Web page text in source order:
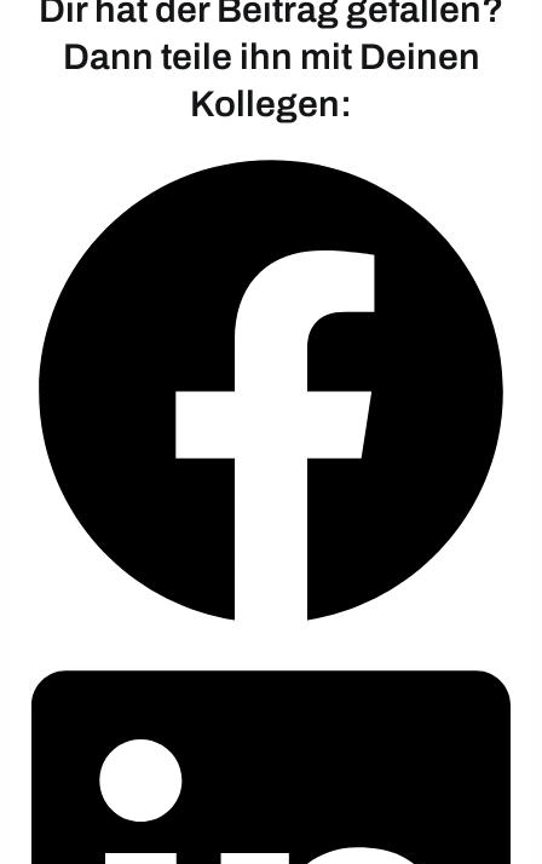
Dir hat der Beitrag gefallen?
Dann teile ihn mit Deinen
Kollegen: